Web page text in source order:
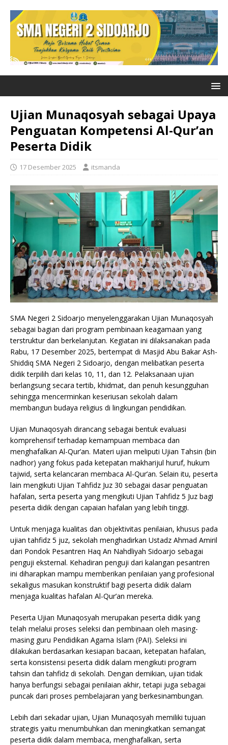
Ujian Munaqosyah sebagai Upaya
Penguatan Kompetensi Al-Qur’an
Peserta Didik
17 Desember 2025 itsmanda
SMA Negeri 2 Sidoarjo menyelenggarakan Ujian Munaqosyah
sebagai bagian dari program pembinaan keagamaan yang
terstruktur dan berkelanjutan. Kegiatan ini dilaksanakan pada
Rabu, 17 Desember 2025, bertempat di Masjid Abu Bakar Ash-
Shiddiq SMA Negeri 2 Sidoarjo, dengan melibatkan peserta
didik terpilih dari kelas 10, 11, dan 12. Pelaksanaan ujian
berlangsung secara tertib, khidmat, dan penuh kesungguhan
sehingga mencerminkan keseriusan sekolah dalam
membangun budaya religius di lingkungan pendidikan.
Ujian Munaqosyah dirancang sebagai bentuk evaluasi
komprehensif terhadap kemampuan membaca dan
menghafalkan Al-Qur’an. Materi ujian meliputi Ujian Tahsin (bin
nadhor) yang fokus pada ketepatan makharijul huruf, hukum
tajwid, serta kelancaran membaca Al-Qur’an. Selain itu, peserta
lain mengikuti Ujian Tahfidz Juz 30 sebagai dasar penguatan
hafalan, serta peserta yang mengikuti Ujian Tahfidz 5 Juz bagi
peserta didik dengan capaian hafalan yang lebih tinggi.
Untuk menjaga kualitas dan objektivitas penilaian, khusus pada
ujian tahfidz 5 juz, sekolah menghadirkan Ustadz Ahmad Amiril
dari Pondok Pesantren Haq An Nahdliyah Sidoarjo sebagai
penguji eksternal. Kehadiran penguji dari kalangan pesantren
ini diharapkan mampu memberikan penilaian yang profesional
sekaligus masukan konstruktif bagi peserta didik dalam
menjaga kualitas hafalan Al-Qur’an mereka.
Peserta Ujian Munaqosyah merupakan peserta didik yang
telah melalui proses seleksi dan pembinaan oleh masing-
masing guru Pendidikan Agama Islam (PAI). Seleksi ini
dilakukan berdasarkan kesiapan bacaan, ketepatan hafalan,
serta konsistensi peserta didik dalam mengikuti program
tahsin dan tahfidz di sekolah. Dengan demikian, ujian tidak
hanya berfungsi sebagai penilaian akhir, tetapi juga sebagai
puncak dari proses pembelajaran yang berkesinambungan.
Lebih dari sekadar ujian, Ujian Munaqosyah memiliki tujuan
strategis yaitu menumbuhkan dan meningkatkan semangat
peserta didik dalam membaca, menghafalkan, serta